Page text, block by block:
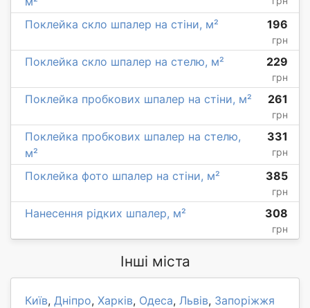
Поклейка скло шпалер на стіни, м² 196
грн
Поклейка скло шпалер на стелю, м² 229
грн
Поклейка пробкових шпалер на стіни, м² 261
грн
Поклейка пробкових шпалер на стелю,
м²
331
грн
Поклейка фото шпалер на стіни, м² 385
грн
Нанесення рідких шпалер, м² 308
грн
Інші міста
Київ, Дніпро, Харків, Одеса, Львів, Запоріжжя